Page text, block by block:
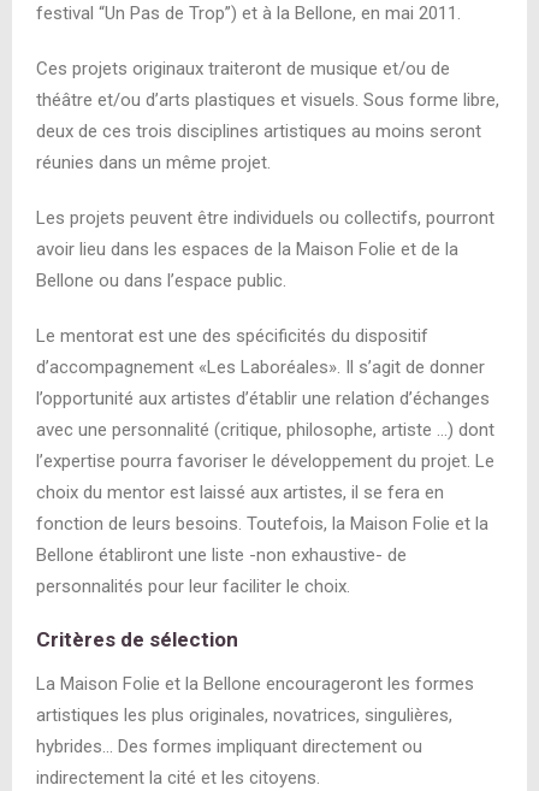
festival “Un Pas de Trop”) et à la Bellone, en mai 2011.
Ces projets originaux traiteront de musique et/ou de
théâtre et/ou d’arts plastiques et visuels. Sous forme libre,
deux de ces trois disciplines artistiques au moins seront
réunies dans un même projet.
Les projets peuvent être individuels ou collectifs, pourront
avoir lieu dans les espaces de la Maison Folie et de la
Bellone ou dans l’espace public.
Le mentorat est une des spécificités du dispositif
d’accompagnement «Les Laboréales». Il s’agit de donner
l’opportunité aux artistes d’établir une relation d’échanges
avec une personnalité (critique, philosophe, artiste …) dont
l’expertise pourra favoriser le développement du projet. Le
choix du mentor est laissé aux artistes, il se fera en
fonction de leurs besoins. Toutefois, la Maison Folie et la
Bellone établiront une liste -non exhaustive- de
personnalités pour leur faciliter le choix.
Critères de sélection
La Maison Folie et la Bellone encourageront les formes
artistiques les plus originales, novatrices, singulières,
hybrides… Des formes impliquant directement ou
indirectement la cité et les citoyens.